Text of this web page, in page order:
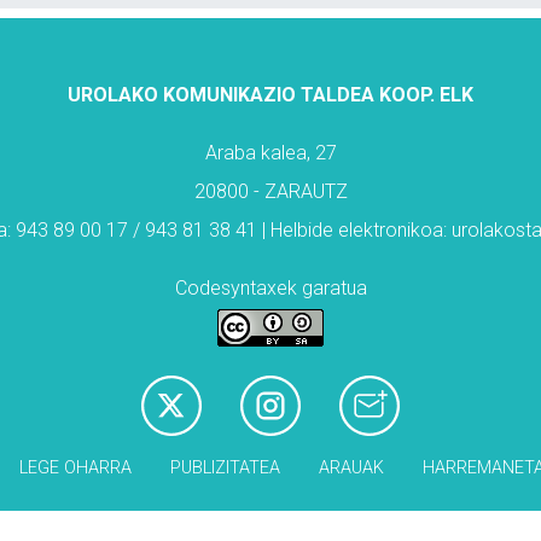
UROLAKO KOMUNIKAZIO TALDEA KOOP. ELK
Araba kalea, 27
20800 - ZARAUTZ
943 89 00 17 / 943 81 38 41 | Helbide elektronikoa:
Codesyntaxek garatua
LEGE OHARRA PUBLIZITATEA ARAUAK